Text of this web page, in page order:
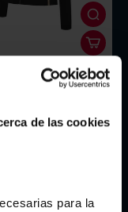
de las cookies
para la
Deportiva Negra As